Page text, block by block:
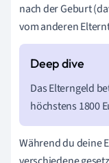
nach der Geburt
vom anderen
Das Elterngeld
höchstens 1800
Während du deine